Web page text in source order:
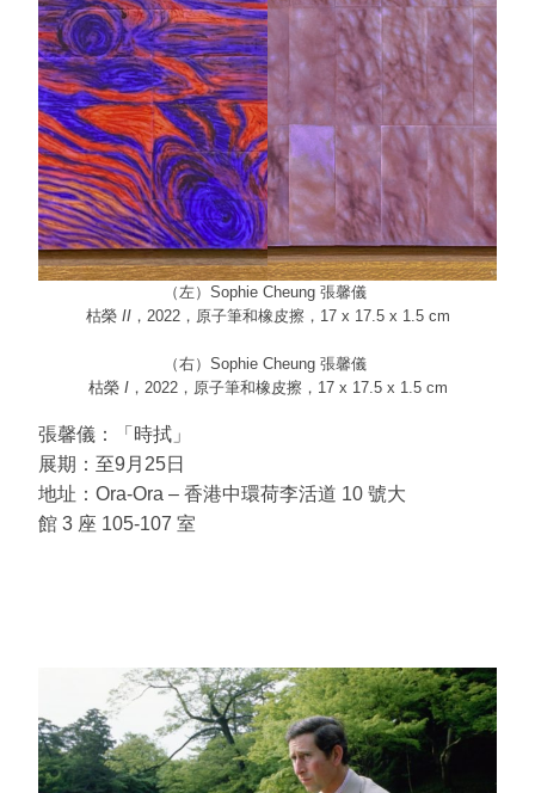
（左） Sophie Cheung 張馨儀
枯榮 II，2022，原子筆和橡皮擦，17 x 17.5 x 1.5 cm
（右） Sophie Cheung 張馨儀
枯榮 I，2022，原子筆和橡皮擦，17 x 17.5 x 1.5 cm
張馨儀：「時拭」
展期：至9月25日
地址：Ora-Ora – 香港中環荷李活道 10 號大
館 3 座 105-107 室